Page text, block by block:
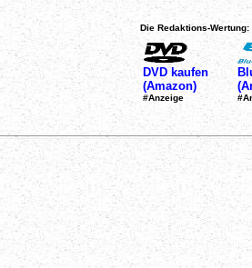
Die Redaktions-Wertung:
DVD kaufen
(Amazon)
#Anzeige